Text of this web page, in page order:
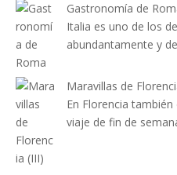
Gastronomía de
Italia es uno de los
abundantamente y
Maravillas de
En Florencia
viaje de fin de